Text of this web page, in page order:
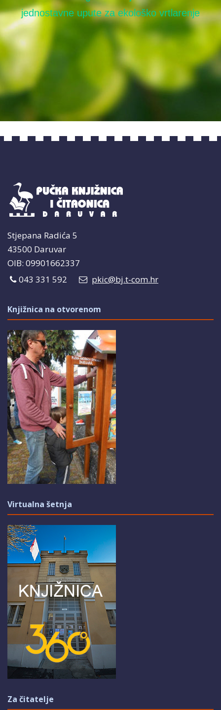
David Burnie: Zemlja: priručnik za očuvanje
Stjepana Radića 5
43500 Daruvar
OIB: 09901662337
043 331 592
pkic@bj.t-com.hr
Knjižnica na otvorenom
Virtualna šetnja
Za čitatelje